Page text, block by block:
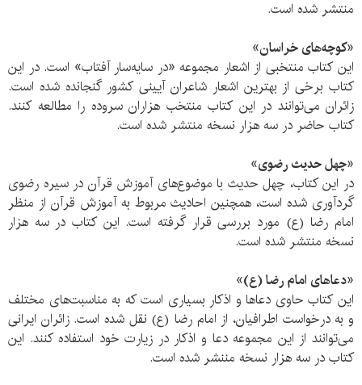
منتشر شده است.
«کوچه‌های خراسان»
این کتاب منتخبی از اشعار مجموعه «در سایه‌سار آفتاب» است. در این
کتاب برخی از بهترین اشعار شاعران آیینی کشور گنجانده شده است.
زائران می‌توانند در این کتاب منتخب هزاران سروده را مطالعه کنند.
کتاب حاضر در سه هزار نسخه منتشر شده است.
«چهل حدیث رضوی»
در این کتاب، چهل حدیث با موضوع‌های آموزش قرآن در سیره رضوی
گردآوری شده است، همچنین احادیث مربوط به آموزش قرآن از منظر
امام رضا (ع) مورد بررسی قرار گرفته است. این کتاب در سه هزار
نسخه منتشر شده است.
«دعاهای امام رضا (ع)»
این کتاب حاوی دعاها و اذکار بسیاری است که به مناسبت‌های مختلف
و به درخواست اطرافیان، از امام رضا (ع) نقل شده است. زائران ایرانی
می‌توانند از این مجموعه دعا و اذکار در زیارت خود استفاده کنند. این
کتاب در سه هزار نسخه مننشر شده است.